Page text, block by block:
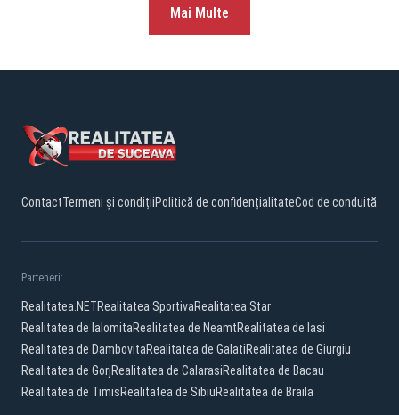
Mai Multe
ContactTermeni și condițiiPolitică de confidențialitateCod de conduită
Parteneri:
Realitatea.NETRealitatea SportivaRealitatea Star
Realitatea de IalomitaRealitatea de NeamtRealitatea de Iasi
Realitatea de DambovitaRealitatea de GalatiRealitatea de Giurgiu
Realitatea de GorjRealitatea de CalarasiRealitatea de Bacau
Realitatea de TimisRealitatea de SibiuRealitatea de Braila